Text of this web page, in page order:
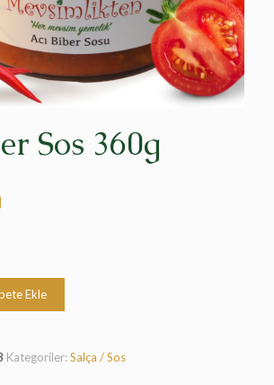
Sos 360g
Ekle
Kategoriler:Salça / Sos